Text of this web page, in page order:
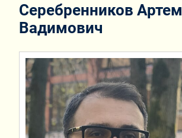
Серебренников Артем
Вадимович